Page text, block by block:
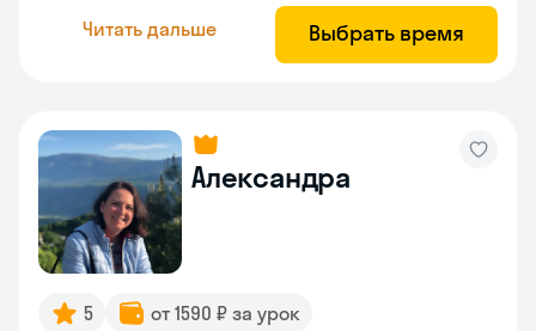
Читать дальше Выбрать время
Александра
5
от 1590 ₽ за урок